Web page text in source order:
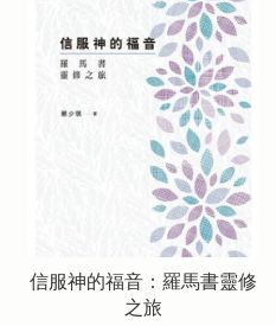
信服神的福音：羅馬書靈修
之旅